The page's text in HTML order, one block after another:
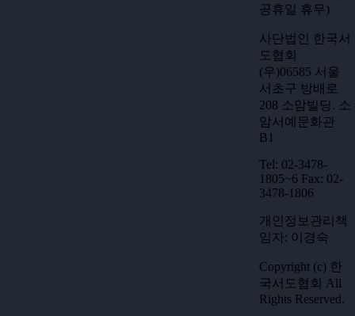
공휴일 휴무)
사단법인 한국서
도협회
(우)06585 서울
서초구 방배로
208 소암빌딩. 소
암서예문화관
B1
Tel: 02-3478-
1805~6 Fax: 02-
3478-1806
개인정보관리책
임자: 이경숙
Copyright (c) 한
국서도협회 All
Rights Reserved.